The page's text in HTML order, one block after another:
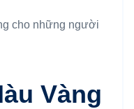
cho những người
Vàng